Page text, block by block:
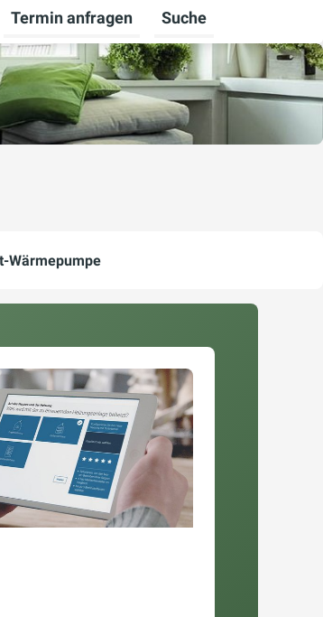
umschalten
Untermenü für Unternehmen umschalten
Termin anfragen Suche
Wärmepumpe